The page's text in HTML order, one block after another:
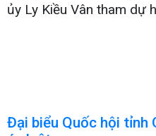
ủy Ly Kiều Vân tham dự
Đại biểu Quốc hội tỉnh